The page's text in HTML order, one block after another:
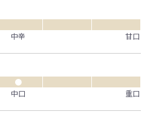
中辛 甘口
●
中口 重口